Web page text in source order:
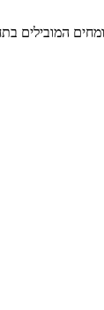
תוך מתן מענה